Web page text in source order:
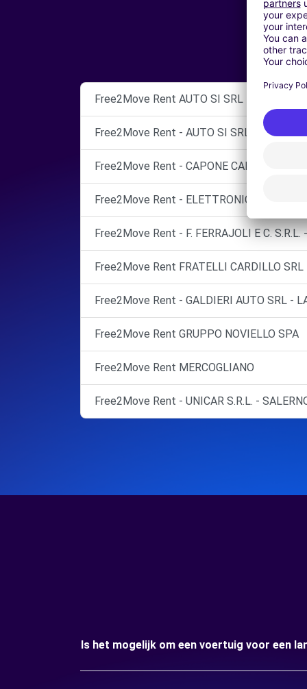
Free2Move Rent AUTO SI SRL
Free2Move Rent - AUTO SI SRL - POMPEI
Free2Move Rent - CAPONE CARMINE -
Free2Move Rent - ELETTRONICA AUTO
Free2Move Rent - F. FERRAJOLI E C. S.R.L.
Free2Move Rent FRATELLI CARDILLO SRL
Free2Move Rent - GALDIERI AUTO SRL -
Free2Move Rent GRUPPO NOVIELLO SPA
Free2Move Rent MERCOGLIANO
Free2Move Rent - UNICAR S.R.L. -
Is het mogelijk om een voertuig voor een